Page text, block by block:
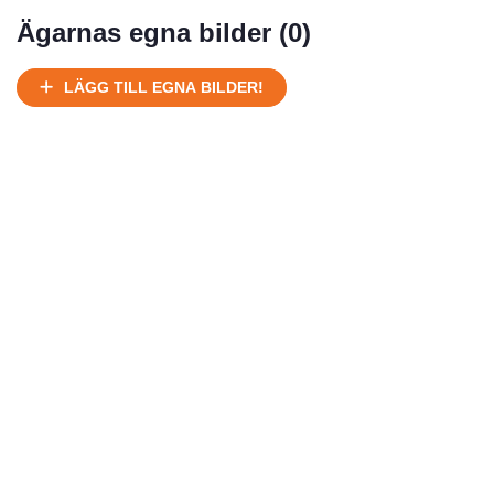
Under normalt skick, kan kräva reparation
Ägarnas egna bilder (0)
LÄGG TILL EGNA BILDER!